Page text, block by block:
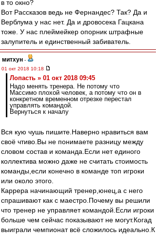
в то окно?
Вот Рассказов ведь не Фернандес? Так? Да и
Верблума у нас нет. Да и дровосека Гацкана
тоже. У нас плеймейкер опорник штрафные
залупитель и единственный забиватель.
митхун -
01 окт 2018 10:18
Лопасть » 01 окт 2018 09:45
Надо менять тренера. Не потому что
Массимо плохой человек, а потому что он в
конкретном временном отрезке перестал
управлять командой.
Вернуться к началу
Вся кую чушь пишите.Наверно нравиться вам
своё чтиво.Вы не понимаете разницу между
словом состав и команда.Если нет единого
коллектива можно даже не считать стоимость
команды,если конечно в команде топ игроки
или около этого.
Каррера начинающий тренер,юнец,а с него
спрашивают как с маестро.Почему вы решили
что тренер не управляет командой.Если игроки
больше чем сейчас показывают не могут.Когад
выиграли чемпионат всё сложилось идеально.К